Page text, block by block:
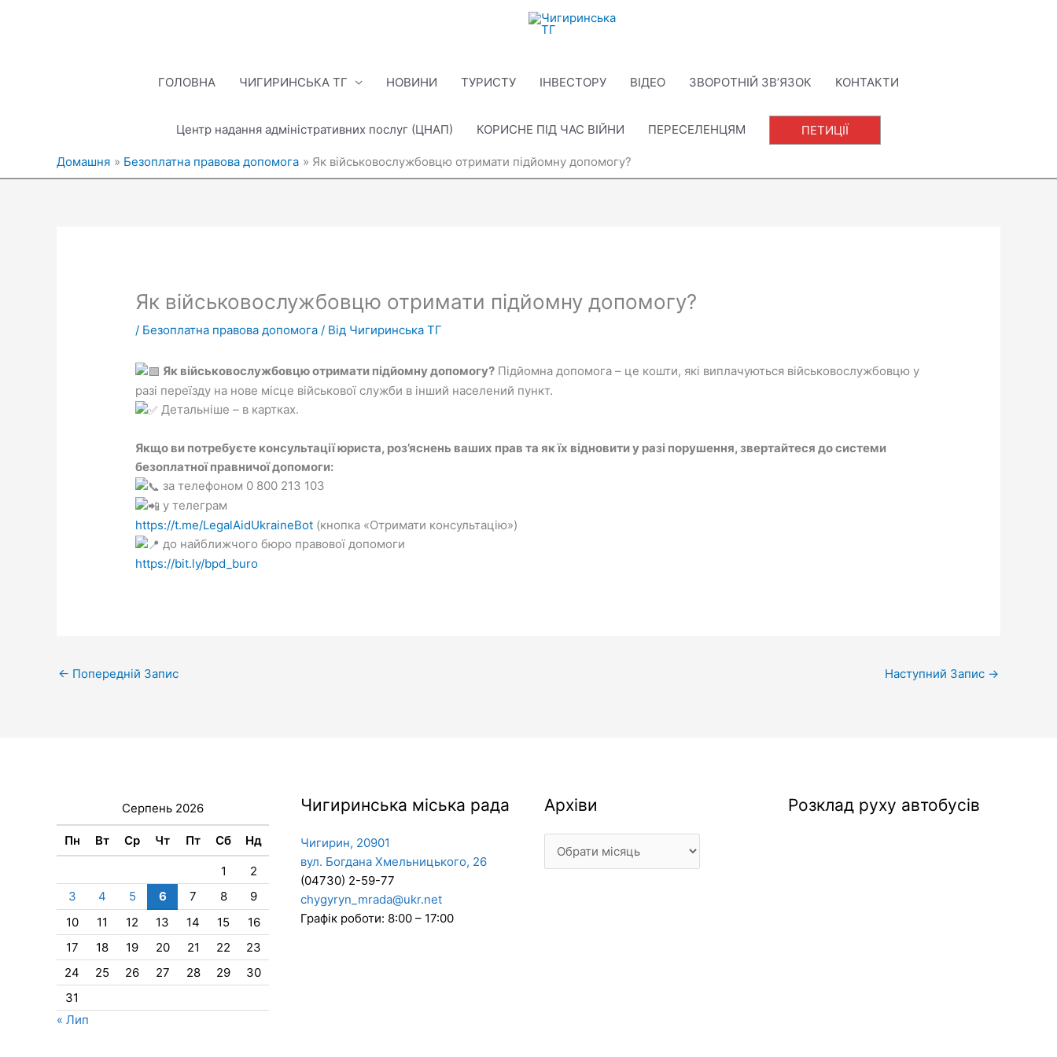
ГОЛОВНА ЧИГИРИНСЬКА ТГ НОВИНИ ТУРИСТУ ІНВЕСТОРУ ВІДЕО ЗВОРОТНІЙ ЗВ’ЯЗОК КОНТАКТИ
Центр надання адміністративних послуг (ЦНАП) КОРИСНЕ ПІД ЧАС ВІЙНИ ПЕРЕСЕЛЕНЦЯМ ПЕТИЦІЇ
Домашня Безоплатна правова допомога Як військовослужбовцю отримати підйомну допомогу?
Як військовослужбовцю отримати підйомну допомогу?
/ Безоплатна правова допомога / Від Чигиринська ТГ
Як військовослужбовцю отримати підйомну допомогу? Підйомна допомога – це кошти, які виплачуються військовослужбовцю у
разі переїзду на нове місце військової служби в інший населений пункт.
Детальніше – в картках.
Якщо ви потребуєте консультації юриста, роз’яснень ваших прав та як їх відновити у разі порушення, звертайтеся до системи
безоплатної правничої допомоги:
за телефоном 0 800 213 103
у телеграм
https://t.me/LegalAidUkraineBot (кнопка «Отримати консультацію»)
до найближчого бюро правової допомоги
https://bit.ly/bpd_buro
← Попередній Запис Наступний Запис →
Серпень 2026
Пн Вт Ср Чт Пт Сб Нд
1
2
3
4 5 6 7 8
9
10
11 12 13 14 15
16
17
18 19 20 21 22
23
24
25 26 27 28 29
30
31
« Лип
Чигиринська міська рада
Чигирин, 20901
вул. Богдана Хмельницького, 26
(04730) 2-59-77
chygyryn_mrada@ukr.net
Графік роботи: 8:00 – 17:00
Архіви
Архіви Розклад руху автобусів